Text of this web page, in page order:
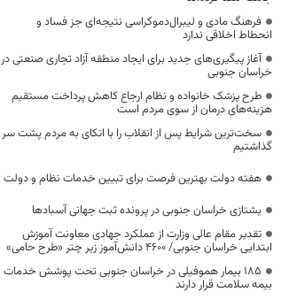
فرهنگ مادی و لیبرال‌دموکراسی نتیجه‌ای جز فساد و
انحطاط اخلاقی ندارد
آغاز پیگیری‌های جدید برای ایجاد منطقه آزاد تجاری صنعتی در
خراسان جنوبی
طرح پزشک خانواده و نظام ارجاع کاهش پرداخت مستقیم
هزینه‌های درمان از سوی مردم است
سخت‌ترین شرایط پس از انقلاب را با اتکای به مردم پشت سر
گذاشتیم
هفته دولت بهترین فرصت برای تبیین خدمات نظام و دولت
یشتازی خراسان جنوبی در پرونده ثبت جهانی آسبادها
تقدیر مقام عالی وزارت از عملکرد جهادی معاونت آموزش
ابتدایی خراسان جنوبی/ ۴۶۰۰ دانش‌آموز زیر چتر «طرح حامی»
۱۸۵ بیمار هموفیلی در خراسان جنوبی تحت پوشش خدمات
بیمه سلامت قرار دارند